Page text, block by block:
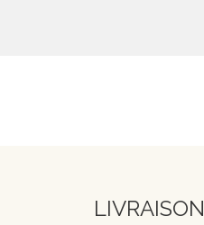
LIVRAISON